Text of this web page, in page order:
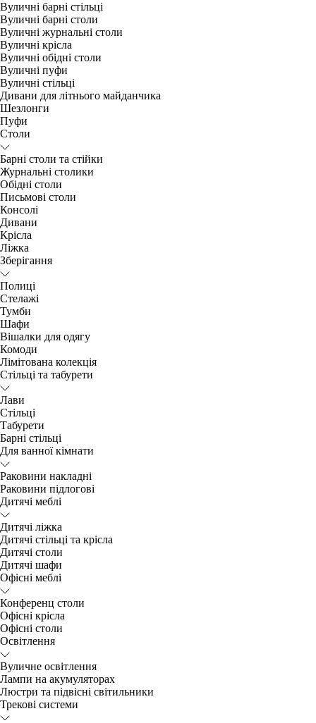
Вуличні барні стільці
Вуличні барні столи
Вуличні журнальні столи
Вуличні крісла
Вуличні обідні столи
Вуличні пуфи
Вуличні стільці
Дивани для літнього майданчика
Шезлонги
Пуфи
Столи
Барні столи та стійки
Журнальні столики
Обідні столи
Письмові столи
Консолі
Дивани
Крісла
Ліжка
Зберігання
Полиці
Стелажі
Тумби
Шафи
Вішалки для одягу
Комоди
Лімітована колекція
Стільці та табурети
Лави
Стільці
Табурети
Барні стільці
Для ванної кімнати
Раковини накладні
Раковини підлогові
Дитячі меблі
Дитячі ліжка
Дитячі стільці та крісла
Дитячі столи
Дитячі шафи
Офісні меблі
Конференц столи
Офісні крісла
Офісні столи
Освітлення
Вуличне освітлення
Лампи на акумуляторах
Люстри та підвісні світильники
Трекові системи